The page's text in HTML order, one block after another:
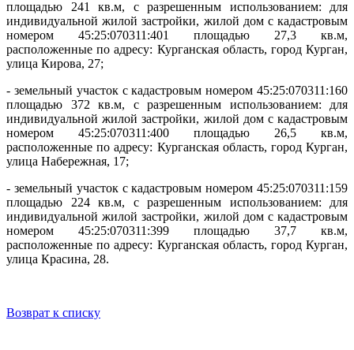
площадью 241 кв.м, с разрешенным использованием: для
индивидуальной жилой застройки, жилой дом с кадастровым
номером 45:25:070311:401 площадью 27,3 кв.м,
расположенные по адресу: Курганская область, город Курган,
улица Кирова, 27;
- земельный участок с кадастровым номером 45:25:070311:160
площадью 372 кв.м, с разрешенным использованием: для
индивидуальной жилой застройки, жилой дом с кадастровым
номером 45:25:070311:400 площадью 26,5 кв.м,
расположенные по адресу: Курганская область, город Курган,
улица Набережная, 17;
- земельный участок с кадастровым номером 45:25:070311:159
площадью 224 кв.м, с разрешенным использованием: для
индивидуальной жилой застройки, жилой дом с кадастровым
номером 45:25:070311:399 площадью 37,7 кв.м,
расположенные по адресу: Курганская область, город Курган,
улица Красина, 28.
Возврат к списку